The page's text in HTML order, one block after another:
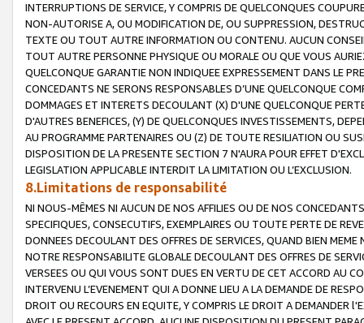
INTERRUPTIONS DE SERVICE, Y COMPRIS DE QUELCONQUES
NON-AUTORISE A, OU MODIFICATION DE, OU SUPPRESSION,
TEXTE OU TOUT AUTRE INFORMATION OU CONTENU. AUCUN
TOUT AUTRE PERSONNE PHYSIQUE OU MORALE OU QUE VOUS
QUELCONQUE GARANTIE NON INDIQUEE EXPRESSEMENT DANS LE
CONCEDANTS NE SERONS RESPONSABLES D’UNE QUELCONQUE
DOMMAGES ET INTERETS DECOULANT (X) D'UNE QUELCONQUE
D'AUTRES BENEFICES, (Y) DE QUELCONQUES INVESTISSEMENTS,
AU PROGRAMME PARTENAIRES OU (Z) DE TOUTE RESILIATION OU
DISPOSITION DE LA PRESENTE SECTION 7 N'AURA POUR EFFET
LEGISLATION APPLICABLE INTERDIT LA LIMITATION OU L’EXCLUSION.
8.Limitations de responsabilité
NI NOUS-MÊMES NI AUCUN DE NOS AFFILIES OU DE NOS
SPECIFIQUES, CONSECUTIFS, EXEMPLAIRES OU TOUTE PERTE DE
DONNEES DECOULANT DES OFFRES DE SERVICES, QUAND BIEN
NOTRE RESPONSABILITE GLOBALE DECOULANT DES OFFRES DE
VERSEES OU QUI VOUS SONT DUES EN VERTU DE CET ACCORD AU
INTERVENU L’EVENEMENT QUI A DONNE LIEU A LA DEMANDE DE
DROIT OU RECOURS EN EQUITE, Y COMPRIS LE DROIT A DEMANDER